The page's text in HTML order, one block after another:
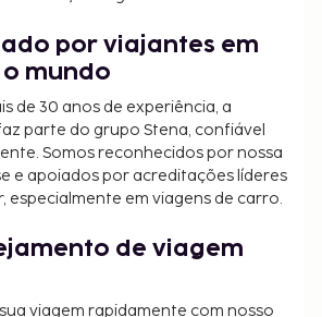
de bilhetes são algumas das
disponíveis neste riad.
favorito no bar/lounge. O riad
continentais diariamente
10:00 mediante uma sobretaxa.
solicitar-lhe o pagamento dos
Podem incluir os impostos
2.71 EUR por pessoa, por
não é aplicado a crianças
12 anos.
por viajantes em
mundo
de 30 anos de experiência, a
parte do grupo Stena, confiável
Somos reconhecidos por nossa
e apoiados por acreditações líderes
especialmente em viagens de carro.
de viagem
viagem rapidamente com nosso